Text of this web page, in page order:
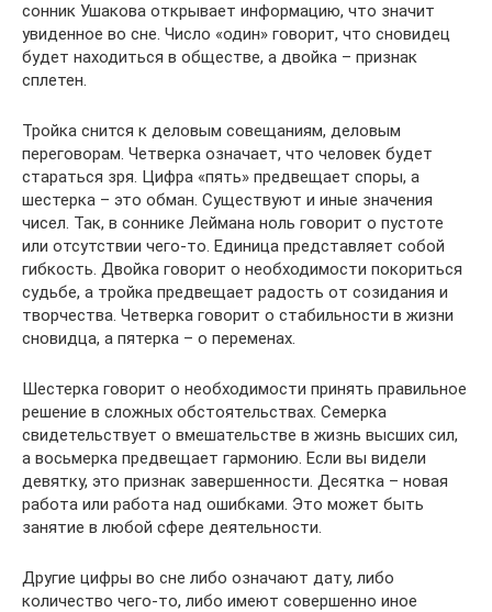
сонник Ушакова открывает информацию, что значит
увиденное во сне. Число «один» говорит, что сновидец
будет находиться в обществе, а двойка – признак
сплетен.
Тройка снится к деловым совещаниям, деловым
переговорам. Четверка означает, что человек будет
стараться зря. Цифра «пять» предвещает споры, а
шестерка – это обман. Существуют и иные значения
чисел. Так, в соннике Леймана ноль говорит о пустоте
или отсутствии чего-то. Единица представляет собой
гибкость. Двойка говорит о необходимости покориться
судьбе, а тройка предвещает радость от созидания и
творчества. Четверка говорит о стабильности в жизни
сновидца, а пятерка – о переменах.
Шестерка говорит о необходимости принять правильное
решение в сложных обстоятельствах. Семерка
свидетельствует о вмешательстве в жизнь высших сил,
а восьмерка предвещает гармонию. Если вы видели
девятку, это признак завершенности. Десятка – новая
работа или работа над ошибками. Это может быть
занятие в любой сфере деятельности.
Другие цифры во сне либо означают дату, либо
количество чего-то, либо имеют совершенно иное